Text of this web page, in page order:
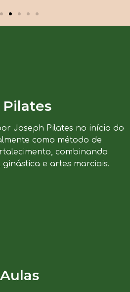
Pilates
Joseph Pilates no início do
como método de
combinando
e artes marciais.
Aulas